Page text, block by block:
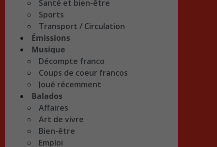
Santé et bien-être
Sports
Transport / Circulation
Émissions
Musique
Décompte franco
Coups de coeur francos
Joué récemment
Balados
Affaires
Art de vivre
Bien-être
Emploi